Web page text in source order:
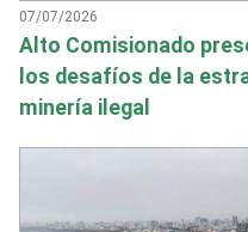
07/07/2026
Alto Comisionado
los desafíos de la
minería ilegal